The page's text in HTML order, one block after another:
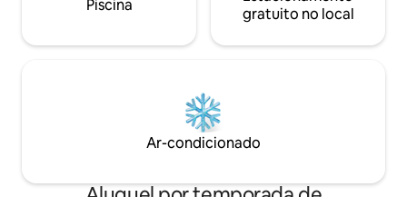
Piscina
gratuito no local
Ar-condicionado